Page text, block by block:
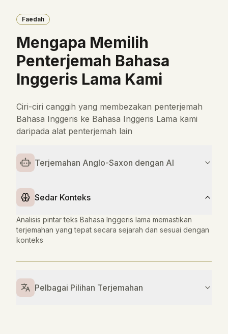
Faedah
Mengapa Memilih
Penterjemah Bahasa
Inggeris Lama Kami
Ciri-ciri canggih yang membezakan penterjemah
Bahasa Inggeris ke Bahasa Inggeris Lama kami
daripada alat penterjemah lain
Terjemahan Anglo-Saxon dengan AI
Sedar Konteks
Analisis pintar teks Bahasa Inggeris lama memastikan
terjemahan yang tepat secara sejarah dan sesuai dengan
konteks
Pelbagai Pilihan Terjemahan